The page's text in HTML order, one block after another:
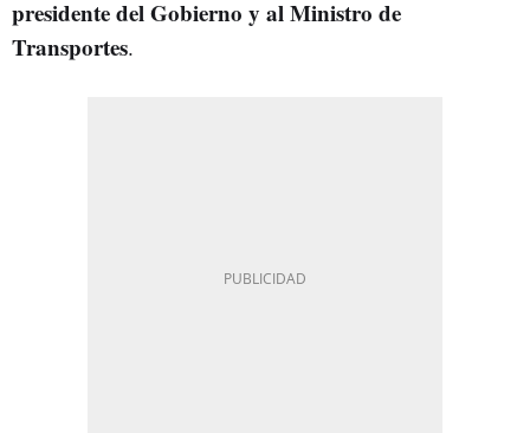
presidente del Gobierno y al Ministro de
Transportes.